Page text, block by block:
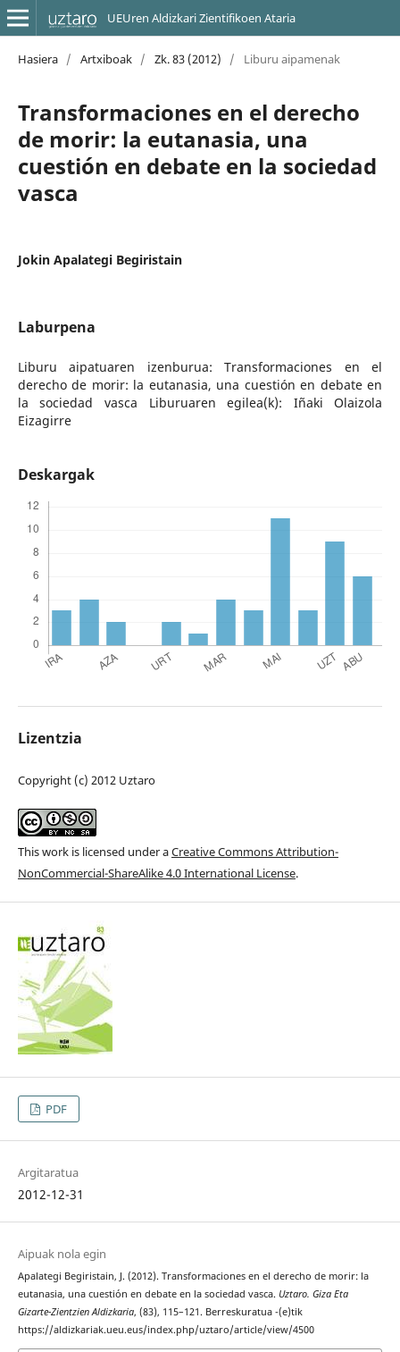
UEUren Aldizkari Zientifikoen Ataria
Hasiera / Artxiboak / Zk. 83 (2012) / Liburu aipamenak
Transformaciones en el derecho
de morir: la eutanasia, una
cuestión en debate en la sociedad
vasca
Jokin Apalategi Begiristain
Laburpena
Liburu aipatuaren izenburua: Transformaciones en el
derecho de morir: la eutanasia, una cuestión en debate en
la sociedad vasca Liburuaren egilea(k): Iñaki Olaizola
Eizagirre
Deskargak
Lizentzia
Copyright (c) 2012 Uztaro
This work is licensed under aCreative Commons Attribution-
NonCommercial-ShareAlike 4.0 International License.
PDF
Argitaratua
2012-12-31
Aipuak nola egin
Apalategi Begiristain, J. (2012). Transformaciones en el derecho de morir: la
eutanasia, una cuestión en debate en la sociedad vasca. Uztaro. Giza Eta
Gizarte-Zientzien Aldizkaria, (83), 115–121. Berreskuratua -(e)tik
https://aldizkariak.ueu.eus/index.php/uztaro/article/view/4500